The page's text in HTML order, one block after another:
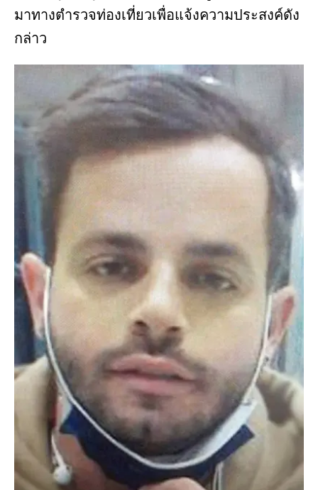
มาทางตำรวจท่องเที่ยวเพื่อแจ้งความประสงค์ดัง
กล่าว